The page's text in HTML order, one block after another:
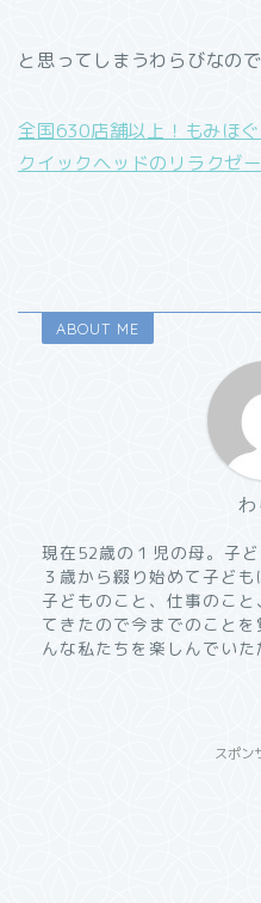
と思ってしまうわらびなので
全国630店舗以上！もみほ
クイックヘッドのリラクゼ
ABOUT ME
現在52歳の１児の母。子
３歳から綴り始めて子ど
子どものこと、仕事のこ
てきたので今までのこと
んな私たちを楽しんでいた
スポン